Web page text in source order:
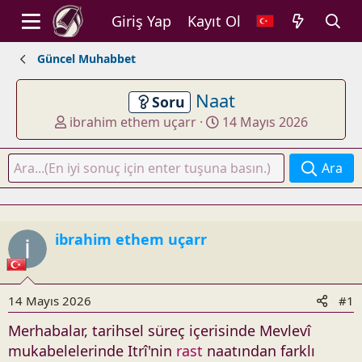
Giriş Yap Kayıt Ol
Güncel Muhabbet
Soru Naat
K
o
n
u
y
u
a
l
a
t
a
n
ibrahim ethem uçarr
B
a
ş
l
a
n
t
r
i
h
14 Mayıs 2026
Ara
ibrahim ethem uçarr
14 Mayıs 2026 #1
Merhabalar, tarihsel süreç içerisinde Mevlevî
mukabelelerinde Itrî'nin rast naatından farklı